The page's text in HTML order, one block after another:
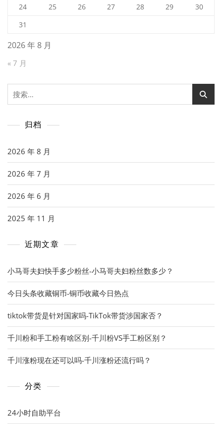
2026 年 8 月
24
25 26 27 28 29
30
31
« 7 月
搜
索：
归档
2026 年 8 月
2026 年 7 月
2026 年 6 月
2025 年 11 月
近期文章
小马哥夫妇快手多少粉丝-小马哥夫妇粉丝数多少？
今日头条收藏铜币-铜币收藏今日热点
tiktok带货是针对国家吗-TikTok带货涉国家否？
千川粉和手工粉有啥区别-千川粉VS手工粉区别？
千川涨粉现在还可以吗-千川涨粉还流行吗？
分类
24小时自助平台